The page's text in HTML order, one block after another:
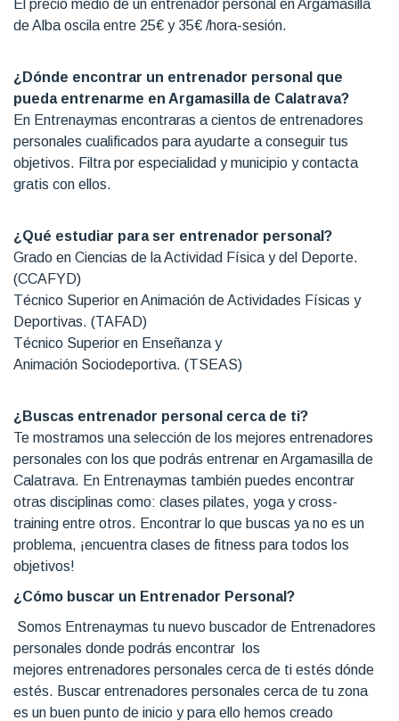
El precio medio de un entrenador personal en Argamasilla
de Alba oscila entre 25€ y 35€ /hora-sesión.
¿Dónde encontrar un entrenador personal que
pueda entrenarme en Argamasilla de Calatrava?
En Entrenaymas encontraras a cientos de entrenadores
personales cualificados para ayudarte a conseguir tus
objetivos. Filtra por especialidad y municipio y contacta
gratis con ellos.
¿Qué estudiar para ser entrenador personal?
Grado en Ciencias de la Actividad Física y del Deporte.
(CCAFYD)
Técnico Superior en Animación de Actividades Físicas y
Deportivas. (TAFAD)
Técnico Superior en Enseñanza y
Animación Sociodeportiva. (TSEAS)
¿Buscas entrenador personal cerca de ti?
Te mostramos una selección de los mejores entrenadores
personales con los que podrás entrenar en Argamasilla de
Calatrava. En Entrenaymas también puedes encontrar
otras disciplinas como: clases pilates, yoga y cross-
training entre otros. Encontrar lo que buscas ya no es un
problema, ¡encuentra clases de fitness para todos los
objetivos!
¿Cómo buscar un Entrenador Personal?
Somos Entrenaymas tu nuevo buscador de Entrenadores
personales donde podrás encontrar los
mejores entrenadores personales cerca de ti estés dónde
estés. Buscar entrenadores personales cerca de tu zona
es un buen punto de inicio y para ello hemos creado